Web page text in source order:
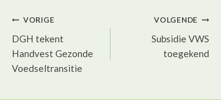
Bericht
navigatie
VORIGE
DGH tekent
Handvest Gezonde
Voedseltransitie
VOLGENDE
Subsidie VWS
toegekend